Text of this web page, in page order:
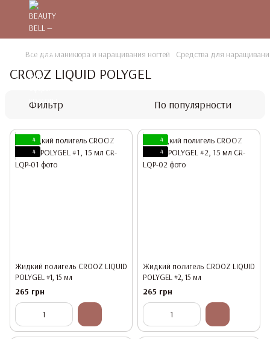
Все для маникюра и наращивания ногтей Средства для
CROOZ LIQUID POLYGEL
Фильтр По популярности
4
4
Жидкий полигель CROOZ LIQUID
POLYGEL #1, 15 мл
265 грн
4
4
Жидкий полигель CROOZ LIQUID
POLYGEL #2, 15 мл
265 грн